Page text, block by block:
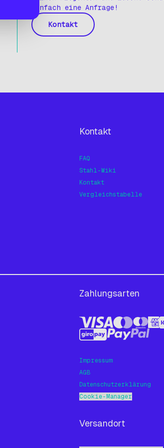
einfach eine Anfrage!
Kontakt
Kontakt
FAQ
Stahl-Wiki
Kontakt
Vergleichstabelle
Zahlungsarten
Impressum
AGB
Datenschutzerklärung
Cookie-Manager
Versandort